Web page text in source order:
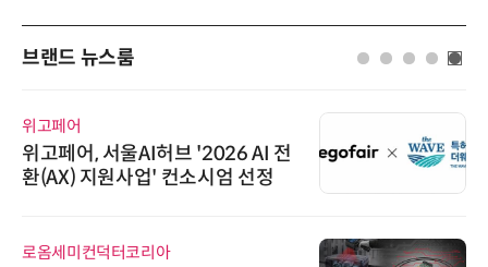
브랜드 뉴스룸
위고페어
위고페어, 서울AI허브 '2026 AI 전
환(AX) 지원사업' 컨소시엄 선정
로옴세미컨덕터코리아